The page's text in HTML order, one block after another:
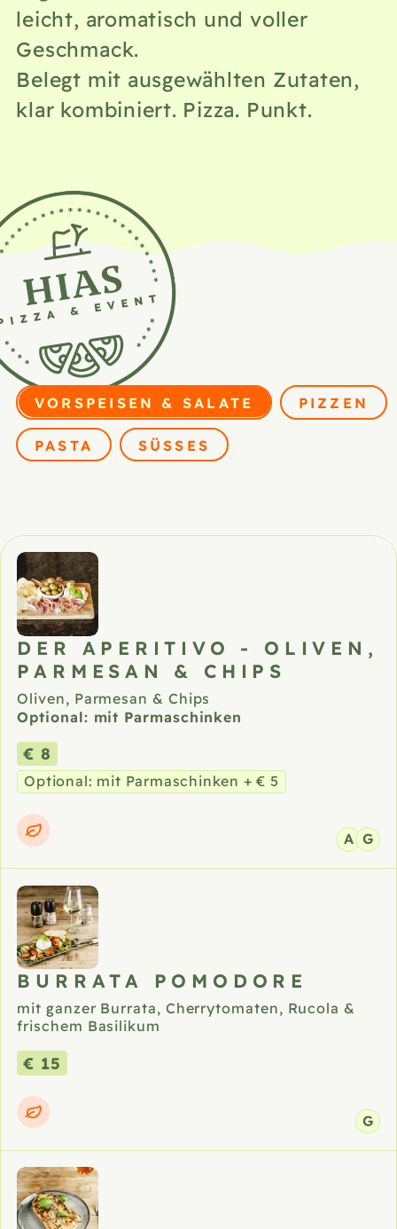
leicht, aromatisch und voller
Geschmack.
Belegt mit ausgewählten Zutaten,
klar kombiniert. Pizza. Punkt.
Speisen nach
Filter auswählen: Wählen Sie eine
VORSPEISEN & SALATE PIZZEN
PASTA SÜSSES
Unsere Speisen
DER APERITIVO - OLIVEN,
PARMESAN & CHIPS
Oliven, Parmesan & Chips
Optional: mit Parmaschinken
€ 8
Optional: mit Parmaschinken + € 5
A G
BURRATA POMODORE
mit ganzer Burrata, Cherrytomaten, Rucola &
frischem Basilikum
€ 15
G